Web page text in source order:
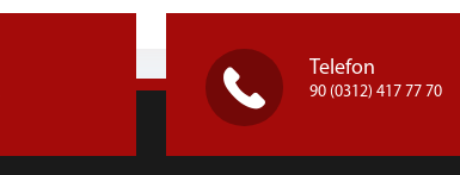
Telefon
90 (0312) 417 77 70